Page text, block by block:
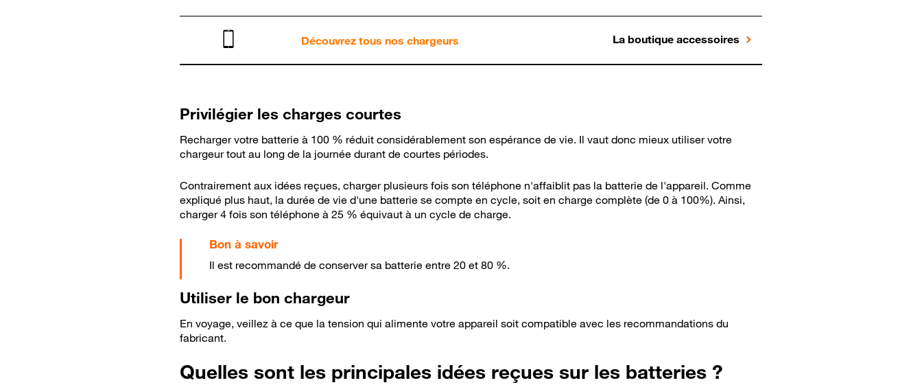
Découvrez tous nos chargeurs La boutique accessoires
Privilégier les charges courtes
Recharger votre batterie à 100 % réduit considérablement son espérance de vie. Il vaut donc mieux utiliser votre
chargeur tout au long de la journée durant de courtes périodes.
Contrairement aux idées reçues, charger plusieurs fois son téléphone n'affaiblit pas la batterie de l'appareil. Comme
expliqué plus haut, la durée de vie d'une batterie se compte en cycle, soit en charge complète (de 0 à 100%). Ainsi,
charger 4 fois son téléphone à 25 % équivaut à un cycle de charge.
Il est recommandé de conserver sa batterie entre 20 et 80 %.
Utiliser le bon chargeur
En voyage, veillez à ce que la tension qui alimente votre appareil soit compatible avec les recommandations du
fabricant.
Quelles sont les principales idées reçues sur les batteries ?